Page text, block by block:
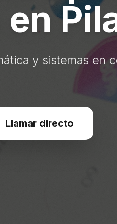
y sistemas en
Llamar directo